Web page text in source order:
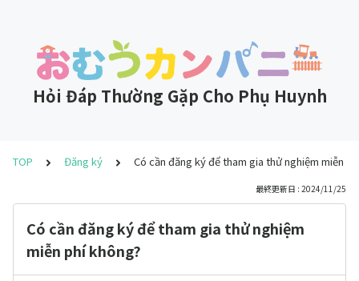
Hỏi Đáp Thường Gặp Cho Phụ Huynh
TOP Đăng ký Có cần đăng ký để tham gia thử nghiệm miễn
最終更新日 : 2024/11/25
Có cần đăng ký để tham gia thử nghiệm
miễn phí không?